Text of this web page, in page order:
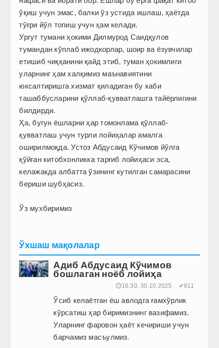
ўқиш учун эмас, балки ўз устида ишлаш, ҳаётда
тўғри йўл топиш учун ҳам келади.
Ургут тумани ҳокими Дилмурод Саидқулов
тумандан кўплаб ижодкорлар, шоир ва ёзувчилар
етишиб чиққанини қайд этиб, туман ҳокимлиги
уларнинг ҳам халқимиз маънавиятини
юксалтиришга хизмат қиладиган бу каби
ташаббусларини қўллаб-қувватлашга тайёрлигини
билдирди.
Ҳа, бугун ёшларни ҳар томонлама қўллаб-
қувватлаш учун турли лойиҳалар амалга
оширилмоқда. Устоз Абдусаид Кўчимов йўлга
қўйган китобхонликка тарғиб лойиҳаси эса,
келажакда албатта ўзининг кутилган самарасини
бериши шубҳасиз.
Ўз мухбиримиз
Ўхшаш мақолалар
Адиб Абдусаид Кўчимов
бошлаган ноёб лойиҳа
🕔16:30, 30.10.2025 ✔911
Ўсиб келаётган ёш авлодга ғамхўрлик
кўрсатиш ҳар биримизнинг вазифамиз.
Уларнинг фаровон ҳаёт кечириши учун
барчамиз масъулмиз.